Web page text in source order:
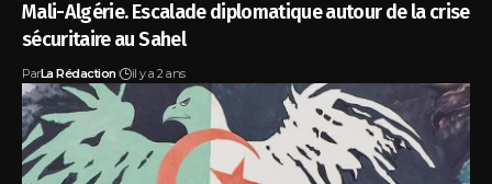
Mali-Algérie. Escalade diplomatique autour de la crise
sécuritaire au Sahel
ParLa Rédaction il y a 2 ans